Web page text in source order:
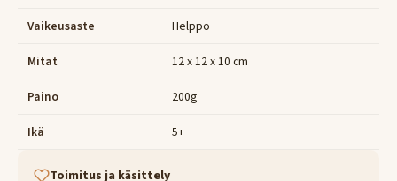
Vaikeusaste Helppo
Mitat 12 x 12 x 10 cm
Paino 200g
Ikä 5+
Toimitus ja käsittely